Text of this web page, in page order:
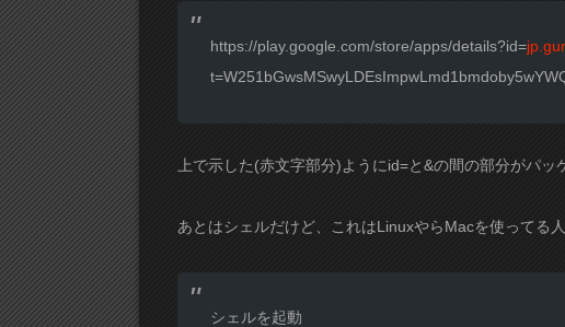
https://play.google.com/store/apps/details?id=
上で示した(赤文字部分)ようにid=と&の間の部分がパッ
あとはシェルだけど、これはLinuxやらMacを使ってる
シェルを起動